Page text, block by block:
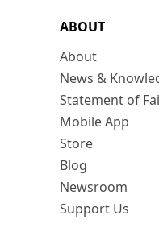
ABOUT
About
News &
Statement of
Mobile App
Store
Blog
Newsroom
Support Us